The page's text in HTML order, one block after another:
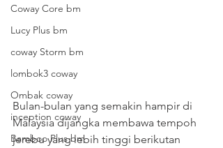
Coway Core bm
Lucy Plus bm
coway Storm bm
lombok3 coway
Ombak coway
inception coway
Bamboo Plus bm
Bulan-bulan yang semakin hampir di
Malaysia dijangka membawa tempoh
jerebu yang lebih tinggi berikutan